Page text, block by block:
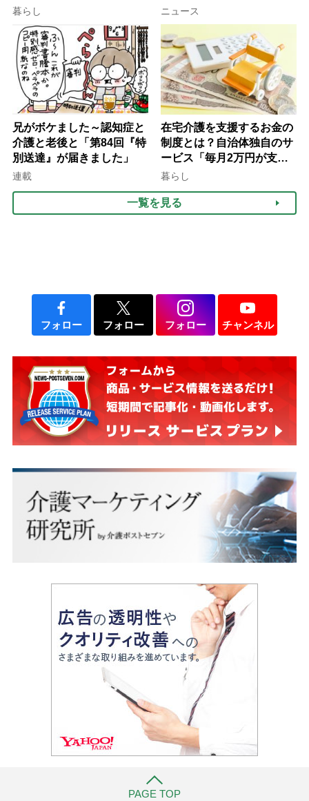
行語大賞にノミネート、法
律にも明記されたが果たし
て現在は？
暮らし
ぐ「揺れる一粒」の使い分
け方
ニュース
兄がボケました～認知症と
介護と老後と「第84回『特
別送達』が届きました」
連載
在宅介護を支援するお金の
制度とは？自治体独自のサ
ービス「毎月2万円が支給
される」ケースも【FP解
暮らし
一覧を見る
フォロー フォロー フォロー チャンネル
PAGE TOP